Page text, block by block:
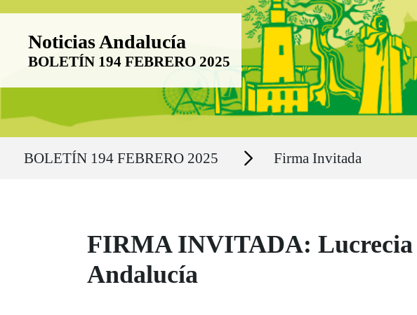
Boletín Noticias Andalucía
Noticias Andalucía
BOLETÍN 194 FEBRERO 2025
BOLETÍN 194 FEBRERO 2025 Secciones Firma Invitada
FIRMA INVITADA: Lucrecia
Andalucía